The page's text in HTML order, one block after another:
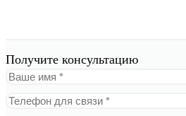
Получите консультацию